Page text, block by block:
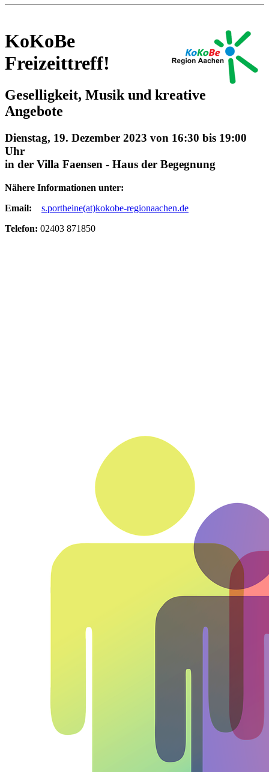
KoKoBe
Freizeittreff!
Geselligkeit, Musik und kreative
Angebote
Dienstag, 19. Dezember 2023 von 16:30 bis 19:00
Uhr
in der Villa Faensen - Haus der Begegnung
Nähere Informationen unter:
Email: s.portheine(at)kokobe-regionaachen.de
Telefon: 02403 871850